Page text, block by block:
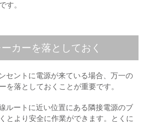
す。
カーを落としておく
セントに電源が来ている場合、万一の
を落としておくことが重要です。
ルートに近い位置にある隣接電源のブ
とより安全に作業ができます。とくに